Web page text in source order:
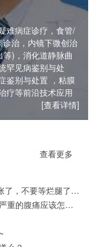
种疾病的开放手术
静脉曲张、下肢静
管瘤、急性动脉栓
脉管炎、动脉瘤、
，以及各种外周血
疗
[查看详情]
科疾病的诊断与治
会血管外科学组，
张微创治疗，在肢
的治疗研究方面处
[查看详情]
难病症诊疗，食管/
治，内镜下微创治
)，消化道静脉曲
罕见病鉴别与处
鉴别与处置 ，粘膜
疗等前沿技术应用
[查看详情]
、桥本甲状腺炎、
术治疗、微创手术
、乳腺增生、乳腺
的早期诊断、微创
综合辅助治疗
[查看详情]
、肺部呼吸窘迫综
性支气管炎、肺气
期筛查、慢病管
血压、肺心病、糖
有一定研究，善于
部治疗、肺泡灌洗
疗
[查看详情]
伤、周围神经卡压
。对复杂手外伤、
拇指再造有独到建
[查看详情]
病，包括下肢静脉
症、深静脉血栓、
治，尤其擅长静脉
[查看详情]
病，脑梗塞，中风
病，慢性支气管
指肠溃疡等疾病的
[查看详情]
张 、糖尿病足、脉
、静脉炎、下肢静
[查看详情]
见病、多发病的诊
曲张、下肢血栓、
功能不全、动脉硬
血管炎等特色静脉
[查看详情]
肢静脉曲张、下肢
重症缺血、脉管
等周围血管疾病；
[查看详情]
张、动脉硬化闭塞
管炎、下肢深静脉
、静脉型溃疡（老
[查看详情]
腺微创手术、泌尿
疾病(增生/癌)诊
障碍诊治、泌尿系
胱炎/肾盂肾炎） 、
（膀胱癌/肾癌/睾丸
[查看详情]
折微创内固定、手
治疗、人工关节置
孔镜治疗、等离子
硬膜外腔充填、侧
术等。
[查看详情]
、心律失常、高血
病等常见病的诊
症的救治。
[查看详情]
镜、椎间盘镜、关
出症、椎管狭窄
颈椎病、半月板损
[查看详情]
业，肛肠痔瘘。尤
直肠癌，内痔，外
，肛瘘等疾病的诊
[查看详情]
病、多发病、疑难
，组织、参与多次
救。宫、腹腔镜等
查、阴道镜检查及
多囊卵巢综合征、
期及绝经后激素补
病的诊断、治疗...
[查看详情]
病、多发病：肺
病、腹泻病、肾
诊疗经验，擅长儿
尤其在小儿慢性咳
儿童喘息性疾
[查看详情]
查看更多
不要等烂腿了再治！
腹痛应该怎么办？